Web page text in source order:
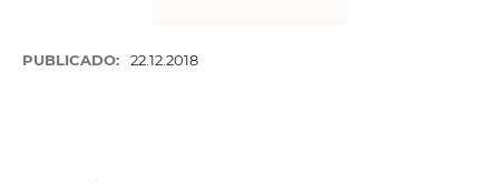
PUBLICADO: 22.12.2018